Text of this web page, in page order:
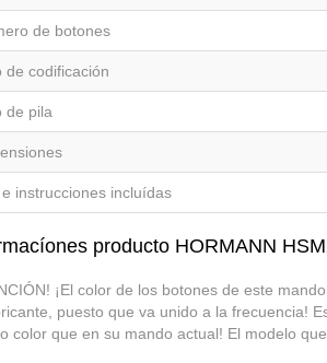
de botones
de codificación
de pila
e instrucciones incluídas
producto HORMANN
¡El color de los botones de este
puesto que va unido a la frecuencia!
color que en su mando actual! El modelo